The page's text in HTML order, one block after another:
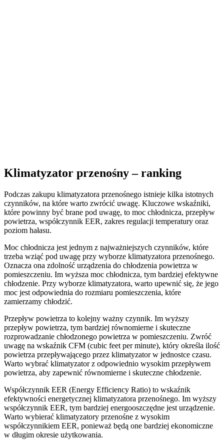
Klimatyzator przenośny – ranking
Podczas zakupu klimatyzatora przenośnego istnieje kilka istotnych
czynników, na które warto zwrócić uwagę. Kluczowe wskaźniki,
które powinny być brane pod uwagę, to moc chłodnicza, przepływ
powietrza, współczynnik EER, zakres regulacji temperatury oraz
poziom hałasu.
Moc chłodnicza jest jednym z najważniejszych czynników, które
trzeba wziąć pod uwagę przy wyborze klimatyzatora przenośnego.
Oznacza ona zdolność urządzenia do chłodzenia powietrza w
pomieszczeniu. Im wyższa moc chłodnicza, tym bardziej efektywne
chłodzenie. Przy wyborze klimatyzatora, warto upewnić się, że jego
moc jest odpowiednia do rozmiaru pomieszczenia, które
zamierzamy chłodzić.
Przepływ powietrza to kolejny ważny czynnik. Im wyższy
przepływ powietrza, tym bardziej równomierne i skuteczne
rozprowadzanie chłodzonego powietrza w pomieszczeniu. Zwróć
uwagę na wskaźnik CFM (cubic feet per minute), który określa ilość
powietrza przepływającego przez klimatyzator w jednostce czasu.
Warto wybrać klimatyzator z odpowiednio wysokim przepływem
powietrza, aby zapewnić równomierne i skuteczne chłodzenie.
Współczynnik EER (Energy Efficiency Ratio) to wskaźnik
efektywności energetycznej klimatyzatora przenośnego. Im wyższy
współczynnik EER, tym bardziej energooszczędne jest urządzenie.
Warto wybierać klimatyzatory przenośne z wysokim
współczynnikiem EER, ponieważ będą one bardziej ekonomiczne
w długim okresie użytkowania.